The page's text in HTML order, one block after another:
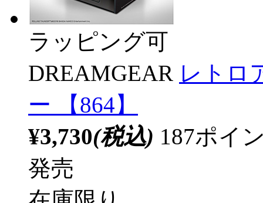
ラッピング可
DREAMGEAR レトロ
ー 【864】
¥3,730(税込) 187ポイ
発売